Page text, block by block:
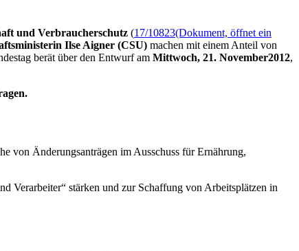
und Verbraucherschutz (17/10823(Dokument, öffnet ein
Ilse Aigner (CSU) machen mit einem Anteil von
berät über den Entwurf am Mittwoch, 21. November2012,
von Änderungsanträgen im Ausschuss für Ernährung,
Verarbeiter“ stärken und zur Schaffung von Arbeitsplätzen in